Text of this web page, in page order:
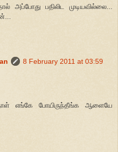
அப்போது பதிலிட முடியவில்லை...
8 February 2011 at 03:59
எங்கே போயிருந்தீங்க ஆளையே